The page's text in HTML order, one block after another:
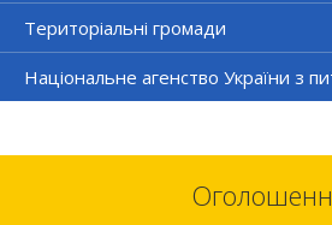
Територіальні громади
Національне агенство України з